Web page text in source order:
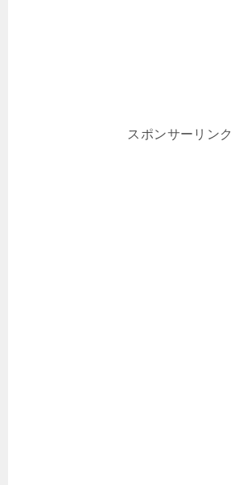
スポンサーリンク